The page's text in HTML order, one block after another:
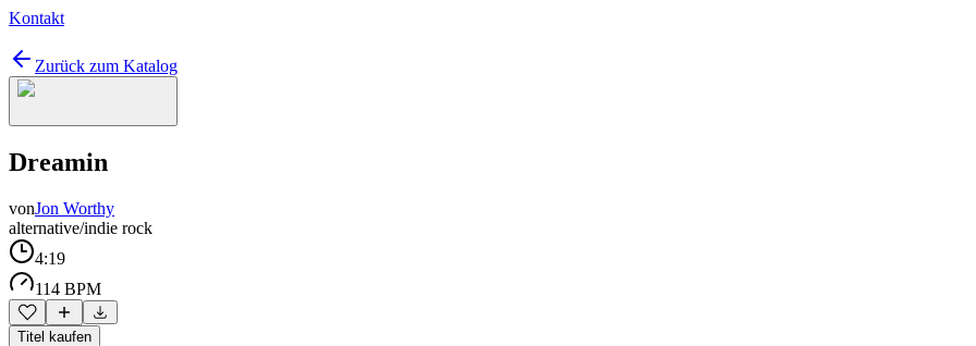
Kontakt
Zurück zum Katalog
Dreamin
vonJon Worthy
alternative/indie rock
4:19
114 BPM
Titel kaufen